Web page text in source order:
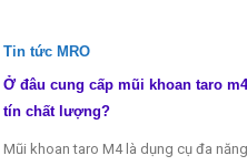
Tin tức MRO
Ở đâu cung cấp mũi khoan taro
tín chất lượng?
Mũi khoan taro M4 là dụng cụ đa